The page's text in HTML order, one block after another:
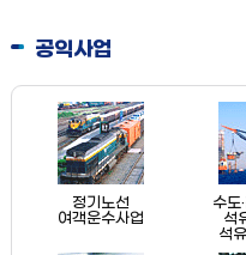
공익사업
정기노선
여객운수사업
수도
석
석